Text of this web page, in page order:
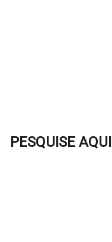
PESQUISE AQUI